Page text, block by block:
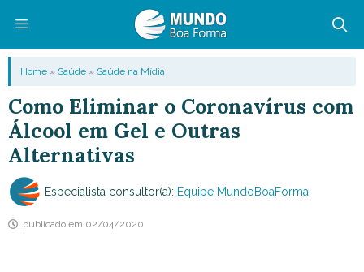
conteúdo
Menu
Home » Saúde » Saúde na Mídia
Como Eliminar o Coronavírus com
Álcool em Gel e Outras
Alternativas
Especialista consultor(a): Equipe MundoBoaForma
publicado em 02/04/2020